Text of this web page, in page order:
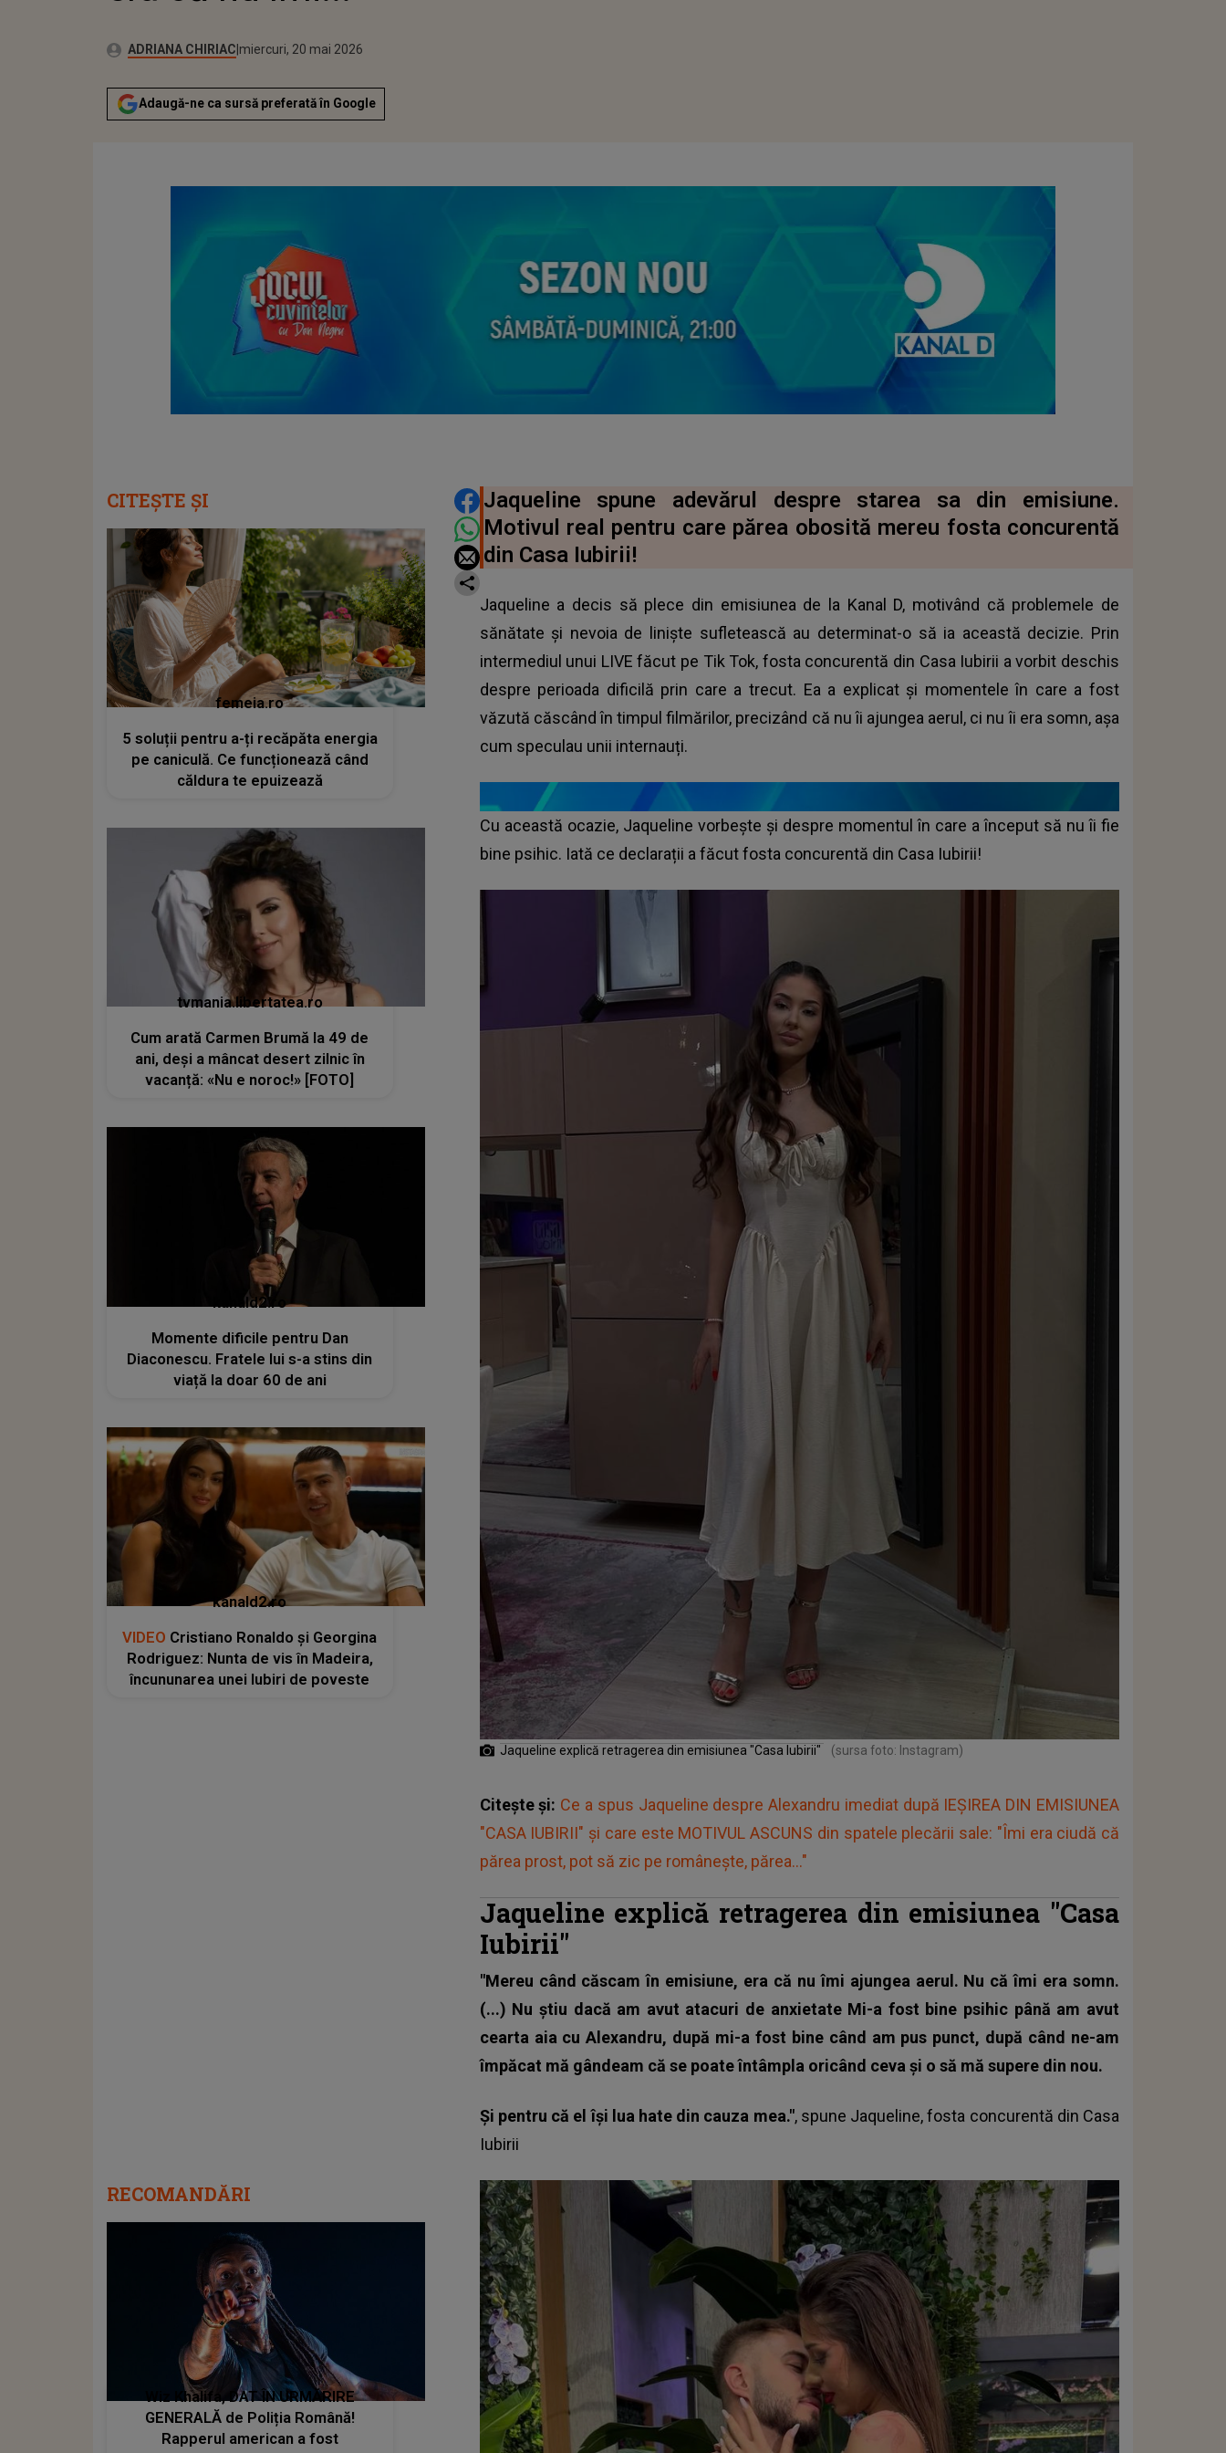
Autor:ADRIANA CHIRIACPublicat:
miercuri, 20 mai 2026
Actualizat:
miercuri, 20 mai 2026
Adaugă-ne ca sursă preferată în Google
DISTRIBUIE ARTICOLUL
Jaqueline spune adevărul despre starea sa din emisiune.
Motivul real pentru care părea obosită mereu fosta concurentă
din Casa Iubirii!
Jaqueline a decis să plece din emisiunea de la Kanal D, motivând că problemele de
sănătate și nevoia de liniște sufletească au determinat-o să ia această decizie. Prin
intermediul unui LIVE făcut pe Tik Tok, fosta concurentă din Casa Iubirii a vorbit deschis
despre perioada dificilă prin care a trecut. Ea a explicat și momentele în care a fost
văzută căscând în timpul filmărilor, precizând că nu îi ajungea aerul, ci nu îi era somn, așa
cum speculau unii internauți.
Cu această ocazie, Jaqueline vorbește și despre momentul în care a început să nu îi fie
bine psihic. Iată ce declarații a făcut fosta concurentă din Casa Iubirii!
Jaqueline explică retragerea din emisiunea "Casa Iubirii" (sursa foto: Instagram)
Citește și: Ce a spus Jaqueline despre Alexandru imediat după IEȘIREA DIN EMISIUNEA
"CASA IUBIRII" și care este MOTIVUL ASCUNS din spatele plecării sale: "Îmi era ciudă că
părea prost, pot să zic pe românește, părea..."
Jaqueline explică retragerea din emisiunea "Casa
Iubirii"
"Mereu când căscam în emisiune, era că nu îmi ajungea aerul. Nu că îmi era somn.
(...) Nu știu dacă am avut atacuri de anxietate Mi-a fost bine psihic până am avut
cearta aia cu Alexandru, după mi-a fost bine când am pus punct, după când ne-am
împăcat mă gândeam că se poate întâmpla oricând ceva și o să mă supere din nou.
Și pentru că el își lua hate din cauza mea.", spune Jaqueline, fosta concurentă din Casa
Iubirii
CITEȘTE ȘI
femeia.ro
5 soluții pentru a-ți recăpăta energia
pe caniculă. Ce funcționează când
căldura te epuizează
tvmania.libertatea.ro
Cum arată Carmen Brumă la 49 de
ani, deși a mâncat desert zilnic în
vacanță: «Nu e noroc!» [FOTO]
kanald2.ro
Momente dificile pentru Dan
Diaconescu. Fratele lui s-a stins din
viață la doar 60 de ani
kanald2.ro
VIDEO Cristiano Ronaldo și Georgina
Rodriguez: Nunta de vis în Madeira,
încununarea unei Iubiri de poveste
RECOMANDĂRI
Wiz Khalifa, DAT ÎN URMĂRIRE
GENERALĂ de Poliția Română!
Rapperul american a fost